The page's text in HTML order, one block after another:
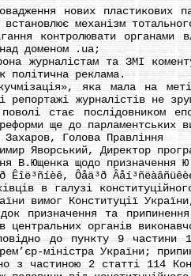
нових пластикових
механізм
контролювати органами
доменом .ua;
журналістам та ЗМІ
політична реклама.
яка мала на меті
репортажі журналістів не
стає послідовником
ще до парламентських
Голова Правління
Яворський, Директор
щодо призначення
Ôåä³ð
в галузі конституційного
вимог Конституції
та припинення
центральних органів
до пункту 9 частини 1
міністра України;
2 статті 114